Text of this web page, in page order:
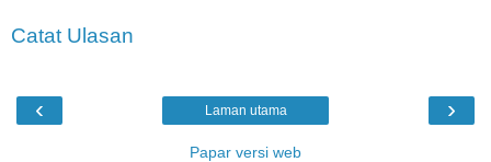
Catat Ulasan
‹ ›
Laman utama
Papar versi web